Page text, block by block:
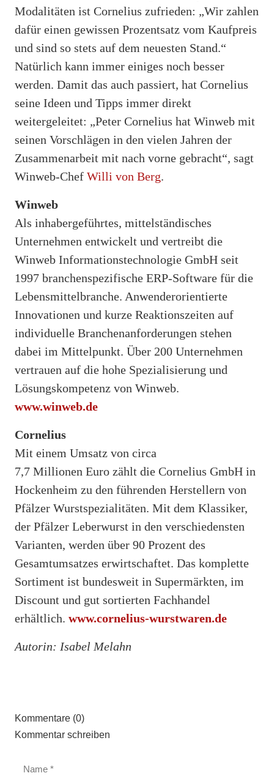
Modalitäten ist Cornelius zufrieden: „Wir zahlen
dafür einen gewissen Prozentsatz vom Kaufpreis
und sind so stets auf dem neuesten Stand.“
Natürlich kann immer einiges noch besser
werden. Damit das auch passiert, hat Cornelius
seine Ideen und Tipps immer direkt
weitergeleitet: „Peter Cornelius hat Winweb mit
seinen Vorschlägen in den vielen Jahren der
Zusammenarbeit mit nach vorne gebracht“, sagt
Winweb-Chef Willi von Berg.
Winweb
Als inhabergeführtes, mittelständisches
Unternehmen entwickelt und vertreibt die
Winweb Informationstechnologie GmbH seit
1997 branchenspezifische ERP-Software für die
Lebensmittelbranche. Anwenderorientierte
Innovationen und kurze Reaktionszeiten auf
individuelle Branchenanforderungen stehen
dabei im Mittelpunkt. Über 200 Unternehmen
vertrauen auf die hohe Spezialisierung und
Lösungskompetenz von Winweb.
www.winweb.de
Cornelius
Mit einem Umsatz von circa
7,7 Millionen Euro zählt die Cornelius GmbH in
Hockenheim zu den führenden Herstellern von
Pfälzer Wurstspezialitäten. Mit dem Klassiker,
der Pfälzer Leberwurst in den verschiedensten
Varianten, werden über 90 Prozent des
Gesamtumsatzes erwirtschaftet. Das komplette
Sortiment ist bundesweit in Supermärkten, im
Discount und gut sortierten Fachhandel
erhältlich. www.cornelius-wurstwaren.de
Autorin: Isabel Melahn
Kommentare (0)
Kommentar schreiben